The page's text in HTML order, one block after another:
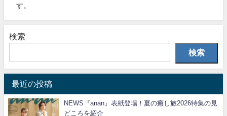
す。
検索
検索
最近の投稿
NEWS『anan』表紙登場！夏の癒し旅2026特集の見
どころを紹介